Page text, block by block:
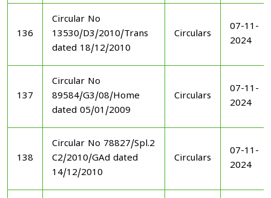
136
Circular No
13530/D3/2010/Trans
dated 18/12/2010
Circulars
07-11-
2024
137
Circular No
89584/G3/08/Home
dated 05/01/2009
Circulars
07-11-
2024
138
Circular No 78827/Spl.2
C2/2010/GAd dated
14/12/2010
Circulars
07-11-
2024